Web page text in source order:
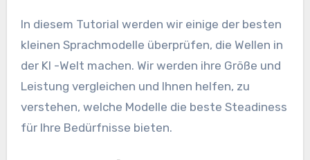
In diesem Tutorial werden wir einige der besten
kleinen Sprachmodelle überprüfen, die Wellen in
der KI -Welt machen. Wir werden ihre Größe und
Leistung vergleichen und Ihnen helfen, zu
verstehen, welche Modelle die beste Steadiness
für Ihre Bedürfnisse bieten.